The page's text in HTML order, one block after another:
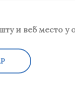
и веб место